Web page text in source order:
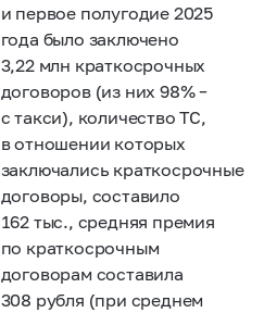
и первое полугодие 2025
года было заключено
3,22 млн краткосрочных
договоров (из них 98% –
с такси), количество ТС,
в отношении которых
заключались краткосрочные
договоры, составило
162 тыс., средняя премия
по краткосрочным
договорам составила
308 рубля (при среднем